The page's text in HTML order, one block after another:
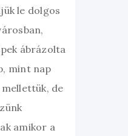
le dolgos
ábrázolta
mint nap
de
amikor a